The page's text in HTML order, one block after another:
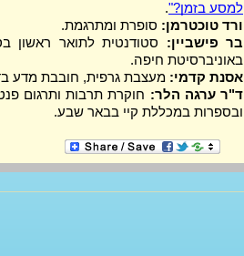
למסע בזמן?".
ורד טוכטרמן: סופרת ומתרגמת.
בר פישביין:
באוניברסיטת חיפה.
אסנת קדמי: מעצבת גרפית, חובבת מדע
ד"ר ערגה הלר:
ובספרות במכללת קיי בבאר שבע.